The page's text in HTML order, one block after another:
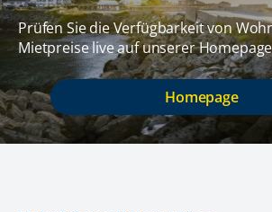
Prüfen Sie die Verfügbarkeit von
Mietpreise live auf unserer
Homepage